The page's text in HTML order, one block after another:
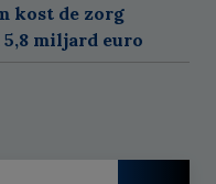
kost de zorg
miljard euro